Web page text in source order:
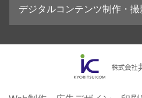
社内報
名刺
一般印刷 （オンデマンド・オフセット
ユニバーサル・コミュニケーション・
コンテンツ制作
採用プロモーション
デジタルコンテンツ制作・
イラスト・キャラクター制作
ロゴデザイン・CI設計
コピー・ライティング